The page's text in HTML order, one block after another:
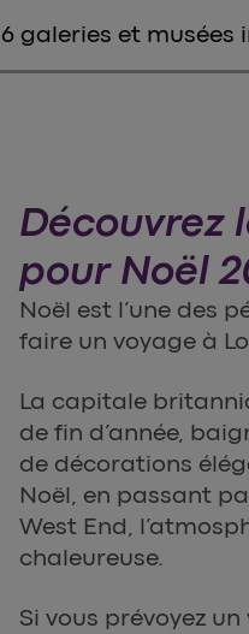
6 galeries et musées
Découvrez
pour Noël
Noël est l’une des
faire un voyage à
La capitale
de fin d’année,
de décorations
Noël, en passant
West End,
chaleureuse.
Si vous prévoyez